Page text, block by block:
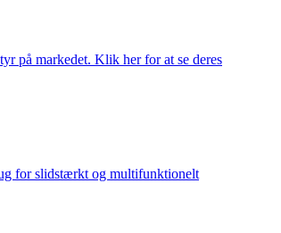
på markedet. Klik her for at se deres
for slidstærkt og multifunktionelt